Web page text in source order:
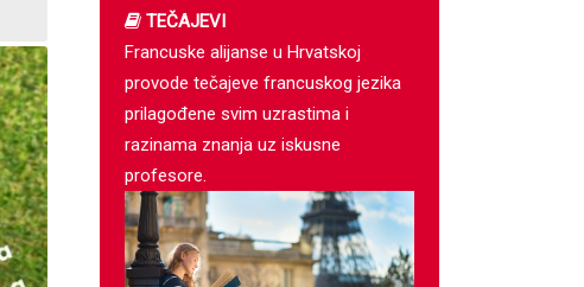
TEČAJEVI
Francuske alijanse u Hrvatskoj
provode tečajeve francuskog jezika
prilagođene svim uzrastima i
razinama znanja uz iskusne
profesore.